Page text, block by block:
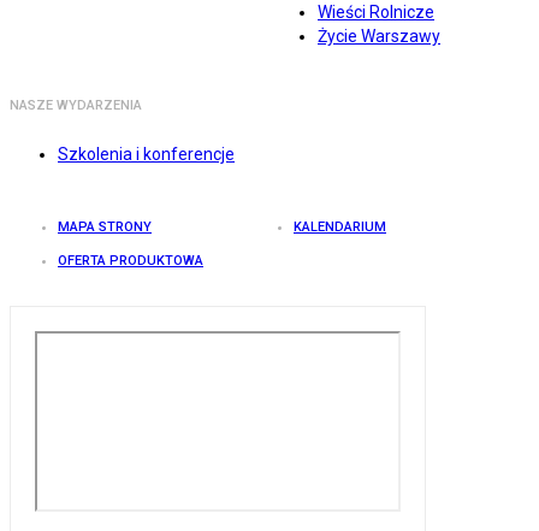
Wieści Rolnicze
Życie Warszawy
NASZE WYDARZENIA
Szkolenia i konferencje
MAPA STRONY KALENDARIUM
OFERTA PRODUKTOWA